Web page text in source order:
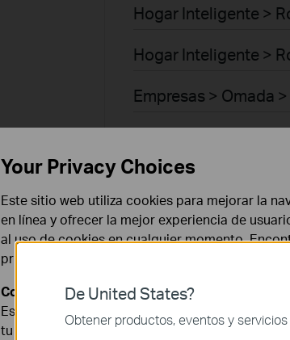
Hogar Inteligente >
Hogar Inteligente >
Empresas > Omada
Empresas > Omada
Empresas > Omada
Empresas > Omada
De United States?
Obtener productos, eventos y servicios
Your Privacy Choices
Este sitio web utiliza cookies para mejorar la
en línea y ofrecer la mejor experiencia de
al uso de cookies en cualquier momento.
privacidad
Cookies Básicas
Estas cookies son necesarias para el
tu sistema.